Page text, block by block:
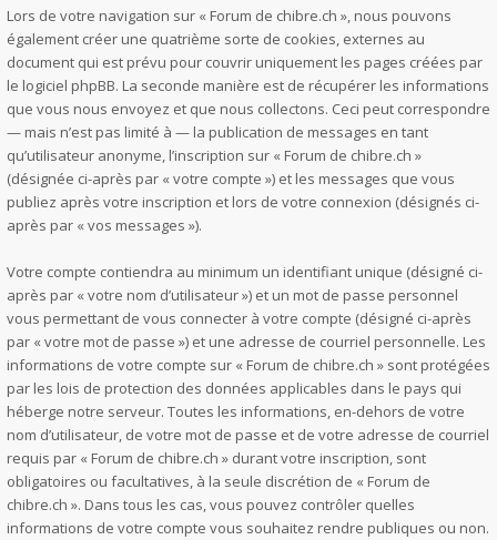
Lors de votre navigation sur « Forum de chibre.ch », nous pouvons
également créer une quatrième sorte de cookies, externes au
document qui est prévu pour couvrir uniquement les pages créées par
le logiciel phpBB. La seconde manière est de récupérer les informations
que vous nous envoyez et que nous collectons. Ceci peut correspondre
— mais n’est pas limité à — la publication de messages en tant
qu’utilisateur anonyme, l’inscription sur « Forum de chibre.ch »
(désignée ci-après par « votre compte ») et les messages que vous
publiez après votre inscription et lors de votre connexion (désignés ci-
après par « vos messages »).
Votre compte contiendra au minimum un identifiant unique (désigné ci-
après par « votre nom d’utilisateur ») et un mot de passe personnel
vous permettant de vous connecter à votre compte (désigné ci-après
par « votre mot de passe ») et une adresse de courriel personnelle. Les
informations de votre compte sur « Forum de chibre.ch » sont protégées
par les lois de protection des données applicables dans le pays qui
héberge notre serveur. Toutes les informations, en-dehors de votre
nom d’utilisateur, de votre mot de passe et de votre adresse de courriel
requis par « Forum de chibre.ch » durant votre inscription, sont
obligatoires ou facultatives, à la seule discrétion de « Forum de
chibre.ch ». Dans tous les cas, vous pouvez contrôler quelles
informations de votre compte vous souhaitez rendre publiques ou non.